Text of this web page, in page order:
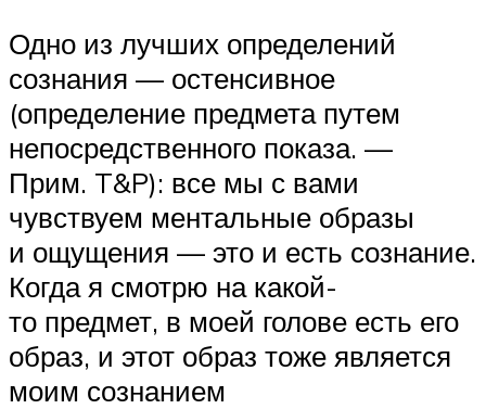
Одно из лучших определений
сознания — остенсивное
(определение предмета путем
непосредственного показа. —
Прим. T&P): все мы с вами
чувствуем ментальные образы
и ощущения — это и есть сознание.
Когда я смотрю на какой-
то предмет, в моей голове есть его
образ, и этот образ тоже является
моим сознанием